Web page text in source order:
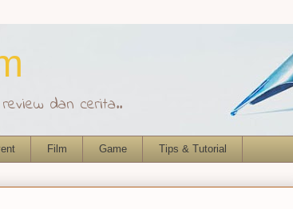
dan cerita..
Film Game Tips & Tutorial